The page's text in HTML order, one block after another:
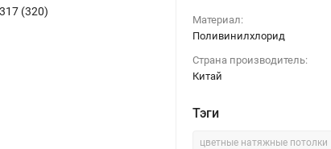
(320)
Материал:
Поливинилхлорид
Страна производитель:
Китай
Тэги
цветные натяжные потолки